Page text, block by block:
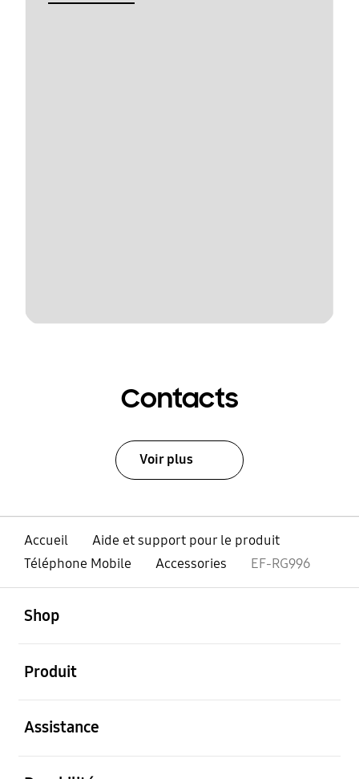
Contacts
Voir plus
Accueil
Aide et support pour le produit
Téléphone Mobile
Accessories EF-RG996
Shop
Produit
Assistance